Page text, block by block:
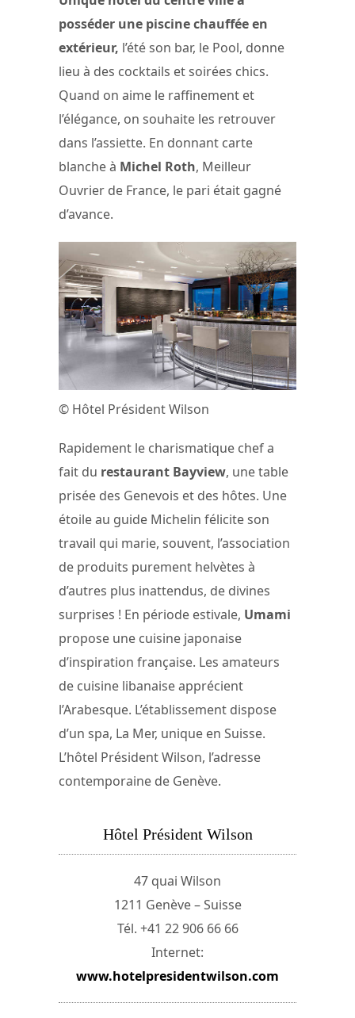
posséder une piscine chauffée en
extérieur, l’été son bar, le Pool, donne
lieu à des cocktails et soirées chics.
Quand on aime le raffinement et
l’élégance, on souhaite les retrouver
dans l’assiette. En donnant carte
blanche à Michel Roth, Meilleur
Ouvrier de France, le pari était gagné
d’avance.
© Hôtel Président Wilson
Rapidement le charismatique chef a
fait du restaurant Bayview, une table
prisée des Genevois et des hôtes. Une
étoile au guide Michelin félicite son
travail qui marie, souvent, l’association
de produits purement helvètes à
d’autres plus inattendus, de divines
surprises ! En période estivale, Umami
propose une cuisine japonaise
d’inspiration française. Les amateurs
de cuisine libanaise apprécient
l’Arabesque. L’établissement dispose
d’un spa, La Mer, unique en Suisse.
L’hôtel Président Wilson, l’adresse
contemporaine de Genève.
Hôtel Président Wilson
47 quai Wilson
1211 Genève – Suisse
Tél. +41 22 906 66 66
Internet:
www.hotelpresidentwilson.com